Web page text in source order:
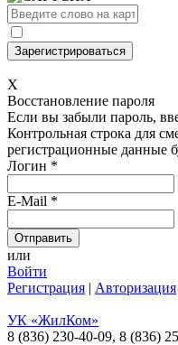
X
Восстановление пароля
Если вы забыли пароль,
Контрольная строка для
регистрационные данные
Логин *
E-Mail *
или
Войти
Регистрация | Авторизация
УК «ЖилКом»
8 (836) 230-40-09, 8 (836)